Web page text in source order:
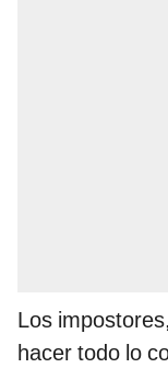
Los
hacer todo lo